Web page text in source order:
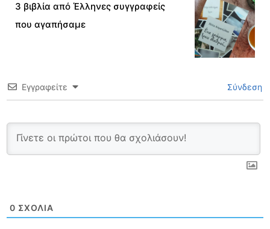
3 βιβλία από Έλληνες συγγραφείς
που αγαπήσαμε
Εγγραφείτε Σύνδεση
0 ΣΧΌΛΙΑ